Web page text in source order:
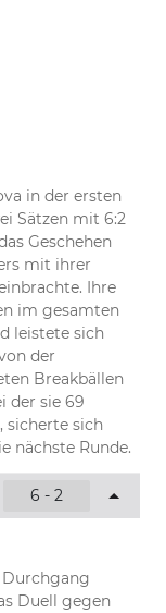
in der ersten
Sätzen mit 6:2
Geschehen
mit ihrer
Ihre
im gesamten
leistete sich
der
Breakbällen
der sie 69
sicherte sich
nächste Runde.
6 - 2
Durchgang
Duell gegen